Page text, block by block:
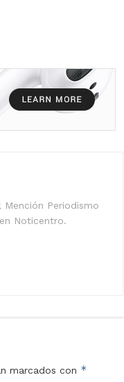
Periodismo
Noticentro.
marcados con *